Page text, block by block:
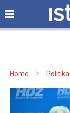
Home Politika